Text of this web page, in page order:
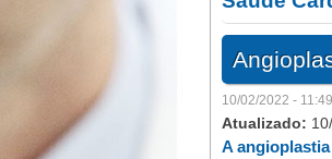
10/02/2022 - 11:49
Atualizado:
A